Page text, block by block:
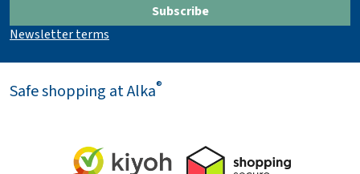
Subscribe
Newsletter terms
Safe shopping at Alka®